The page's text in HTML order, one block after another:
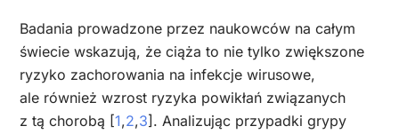
Badania prowadzone przez naukowców na całym
świecie wskazują, że ciąża to nie tylko zwiększone
ryzyko zachorowania na infekcje wirusowe,
ale również wzrost ryzyka powikłań związanych
z tą chorobą [1,2,3]. Analizując przypadki grypy